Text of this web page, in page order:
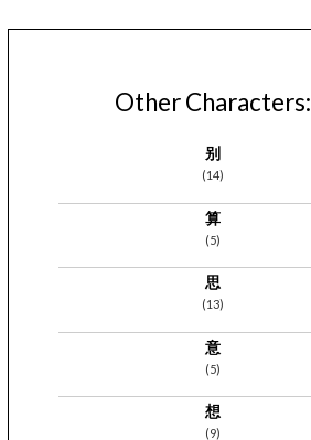
Other Characters:
别
(14)
算
(5)
思
(13)
意
(5)
想
(9)